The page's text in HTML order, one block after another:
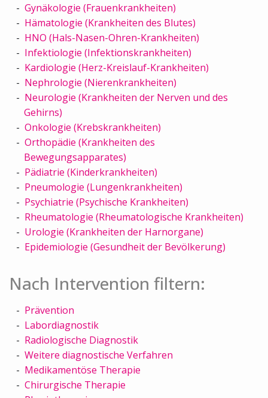
Gynäkologie (Frauenkrankheiten)
Hämatologie (Krankheiten des Blutes)
HNO (Hals-Nasen-Ohren-Krankheiten)
Infektiologie (Infektionskrankheiten)
Kardiologie (Herz-Kreislauf-Krankheiten)
Nephrologie (Nierenkrankheiten)
Neurologie (Krankheiten der Nerven und des
Gehirns)
Onkologie (Krebskrankheiten)
Orthopädie (Krankheiten des
Bewegungsapparates)
Pädiatrie (Kinderkrankheiten)
Pneumologie (Lungenkrankheiten)
Psychiatrie (Psychische Krankheiten)
Rheumatologie (Rheumatologische Krankheiten)
Urologie (Krankheiten der Harnorgane)
Epidemiologie (Gesundheit der Bevölkerung)
Nach Intervention filtern:
Prävention
Labordiagnostik
Radiologische Diagnostik
Weitere diagnostische Verfahren
Medikamentöse Therapie
Chirurgische Therapie